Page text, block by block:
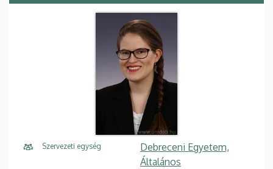
Szervezeti egység
Debreceni Egyetem,
Általános